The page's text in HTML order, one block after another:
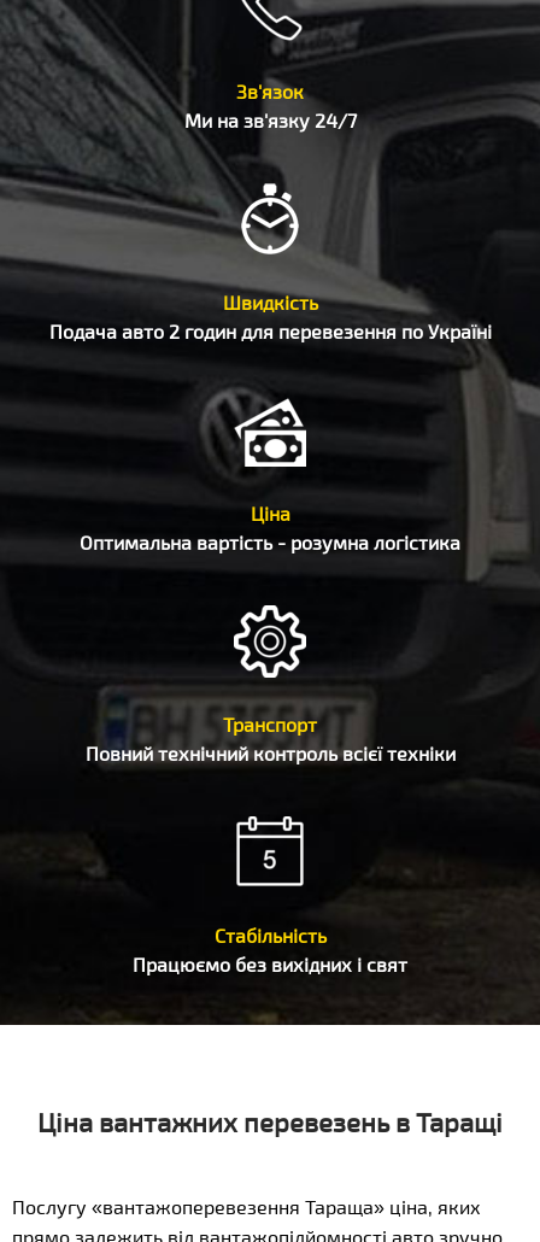
Зв'язок
Ми на зв'язку 24/7
Швидкість
Подача авто 2 годин для перевезення по Україні
Ціна
Оптимальна вартість - розумна логістика
Транспорт
Повний технічний контроль всієї техніки
Стабільність
Працюємо без вихідних і свят
Ціна вантажних перевезень в Таращі
Послугу «вантажоперевезення Тараща» ціна, яких
прямо залежить від вантажопідйомності авто зручно